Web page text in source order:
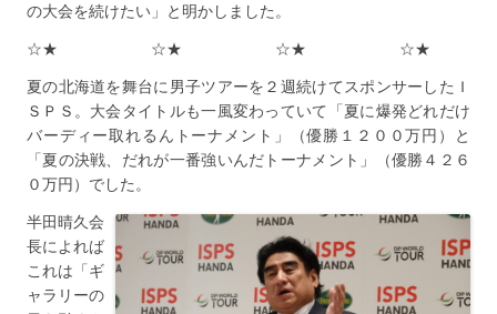
の大会を続けたい」と明かしました。
☆★ ☆★ ☆★ ☆★
夏の北海道を舞台に男子ツアーを２週続けてスポンサーしたＩ
ＳＰＳ。大会タイトルも一風変わっていて「夏に爆発どれだけ
バーディー取れるんトーナメント」（優勝１２００万円）と
「夏の決戦、だれが一番強いんだトーナメント」（優勝４２６
０万円）でした。
半田晴久会
長によれば
これは「ギ
ャラリーの